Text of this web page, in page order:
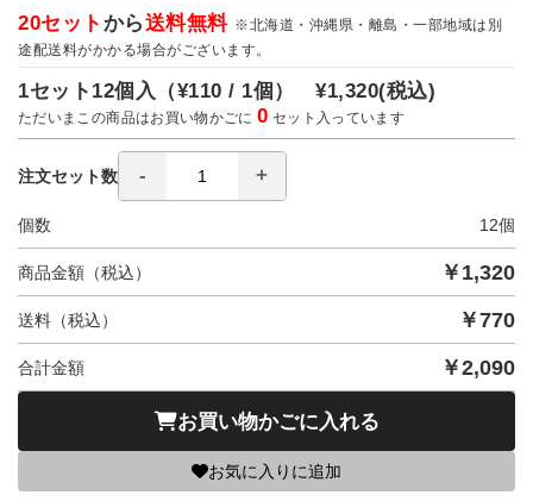
20セット から送料無料 ※北海道・沖縄県・離島・一部地域は別
途配送料がかかる場合がございます。
1セット12個入（¥110 / 1個）¥1,320(税込)
ただいまこの商品はお買い物かごに0 セット入っています
注文セット数
個数 12個
商品金額（税込） ￥ 1,320
送料（税込） ￥770
合計金額 ￥2,090
お買い物かごに入れる
お気に入りに追加